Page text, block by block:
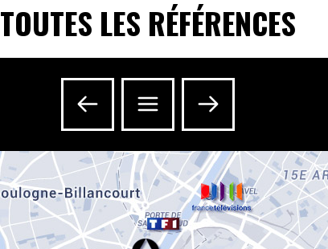
TOUTES LES RÉFÉRENCES